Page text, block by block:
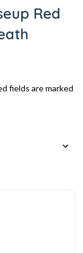
Red
fields are marked